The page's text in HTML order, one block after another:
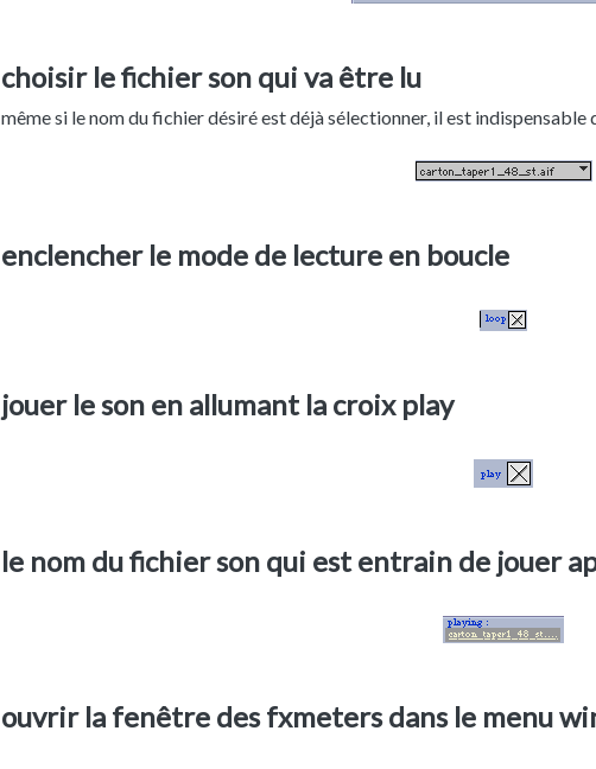
choisir le fichier son qui va être lu
même si le nom du fichier désiré est déjà sélectionner, il est indispensable
enclencher le mode de lecture en boucle
jouer le son en allumant la croix play
le nom du fichier son qui est entrain de jouer
ouvrir la fenêtre des fxmeters dans le menu